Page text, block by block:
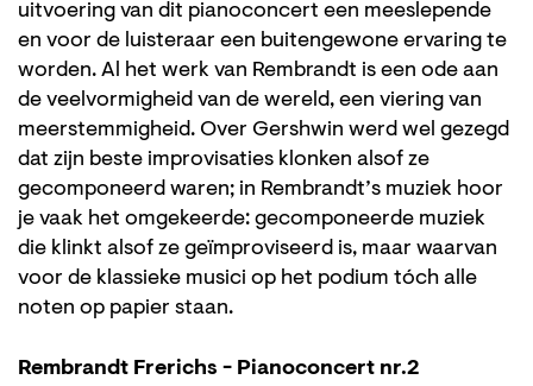
uitvoering van dit pianoconcert een meeslepende
en voor de luisteraar een buitengewone ervaring te
worden. Al het werk van Rembrandt is een ode aan
de veelvormigheid van de wereld, een viering van
meerstemmigheid. Over Gershwin werd wel gezegd
dat zijn beste improvisaties klonken alsof ze
gecomponeerd waren; in Rembrandt’s muziek hoor
je vaak het omgekeerde: gecomponeerde muziek
die klinkt alsof ze geïmproviseerd is, maar waarvan
voor de klassieke musici op het podium tóch alle
noten op papier staan.
Rembrandt Frerichs - Pianoconcert nr.2